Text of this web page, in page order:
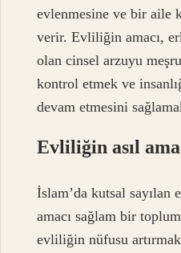
evlenmesine ve bir aile
verir. Evliliğin amacı,
olan cinsel arzuyu
kontrol etmek ve
devam etmesini
Evliliğin asıl
İslam’da kutsal
amacı sağlam bir
evliliğin nüfusu